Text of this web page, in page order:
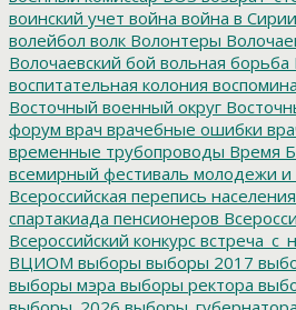
воинский учет война война в Сирии
волейбол волк Волонтеры
Волочаевский бой вольная борьба
воспитательная колония
Восточный военный округ
форум врач врачебные ошибки
временные трубопроводы Время
всемирный фестиваль молодежи и
Всероссийская перепись населения
спартакиада пенсионеров
Всероссийский конкурс
ВЦИОМ выборы выборы 2017
выборы мэра выборы ректора